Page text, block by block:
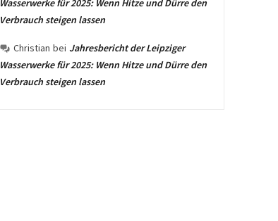
Wasserwerke für 2025: Wenn Hitze und Dürre den
Verbrauch steigen lassen
Christian bei Jahresbericht der Leipziger
Wasserwerke für 2025: Wenn Hitze und Dürre den
Verbrauch steigen lassen